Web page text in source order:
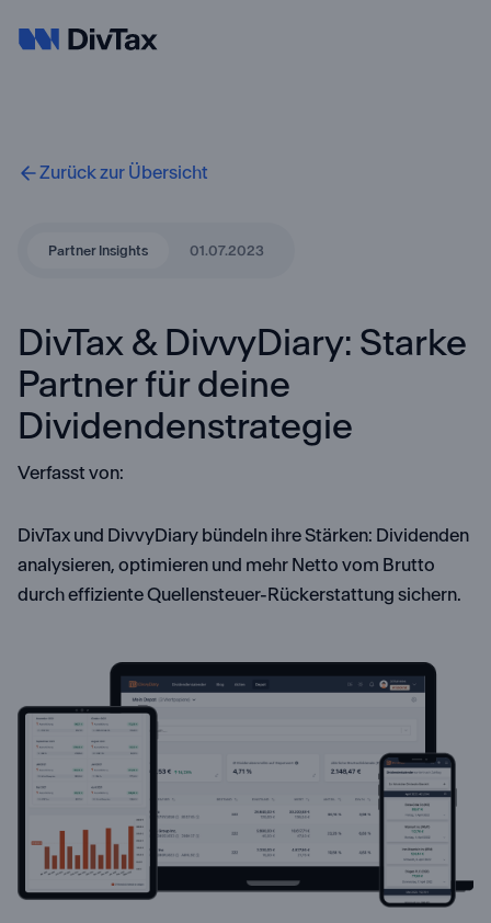
Zurück zur Übersicht
Partner Insights 01.07.2023
DivTax & DivvyDiary: Starke
Partner für deine
Dividendenstrategie
Verfasst von:
DivTax und DivvyDiary bündeln ihre Stärken: Dividenden
analysieren, optimieren und mehr Netto vom Brutto
durch effiziente Quellensteuer-Rückerstattung sichern.